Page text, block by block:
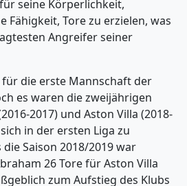
seine Körperlichkeit,
Fähigkeit, Tore zu erzielen, was
Angreifer seiner
die erste Mannschaft der
es waren die zweijährigen
2017) und Aston Villa (2018-
in der ersten Liga zu
Saison 2018/2019 war
26 Tore für Aston Villa
zum Aufstieg des Klubs